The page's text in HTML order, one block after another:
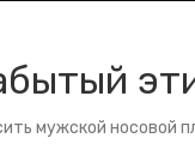
мужской носовой